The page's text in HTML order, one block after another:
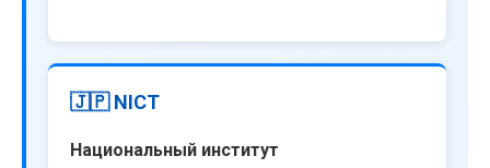
🇯🇵 NICT
Национальный институт